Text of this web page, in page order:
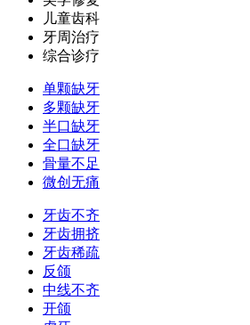
儿童齿科
牙周治疗
综合诊疗
单颗缺牙
多颗缺牙
半口缺牙
全口缺牙
骨量不足
微创无痛
牙齿不齐
牙齿拥挤
牙齿稀疏
反颌
中线不齐
开颌